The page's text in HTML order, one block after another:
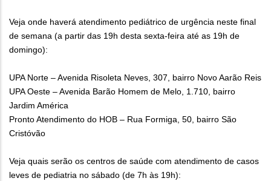
Veja onde haverá atendimento pediátrico de urgência neste final
de semana (a partir das 19h desta sexta-feira até as 19h de
domingo):
UPA Norte – Avenida Risoleta Neves, 307, bairro Novo Aarão Reis
UPA Oeste – Avenida Barão Homem de Melo, 1.710, bairro
Jardim América
Pronto Atendimento do HOB – Rua Formiga, 50, bairro São
Cristóvão
Veja quais serão os centros de saúde com atendimento de casos
leves de pediatria no sábado (de 7h às 19h):